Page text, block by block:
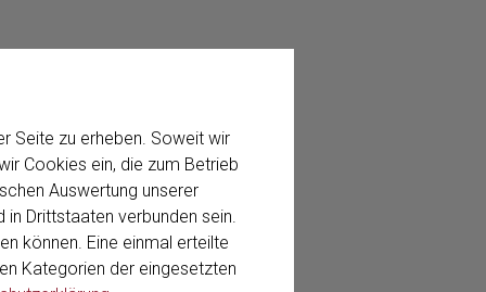
Seite zu erheben. Soweit wir
Cookies ein, die zum Betrieb
Auswertung unserer
Drittstaaten verbunden sein.
können. Eine einmal erteilte
Kategorien der eingesetzten